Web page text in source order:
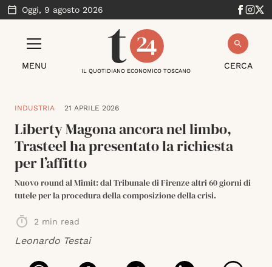
Oggi, 9 agosto 2026
MENU CERCA
IL QUOTIDIANO ECONOMICO TOSCANO
INDUSTRIA 21 APRILE 2026
Liberty Magona ancora nel limbo,
Trasteel ha presentato la richiesta
per l’affitto
Nuovo round al Mimit: dal Tribunale di Firenze altri 60 giorni di
tutele per la procedura della composizione della crisi.
2 min read
Leonardo Testai